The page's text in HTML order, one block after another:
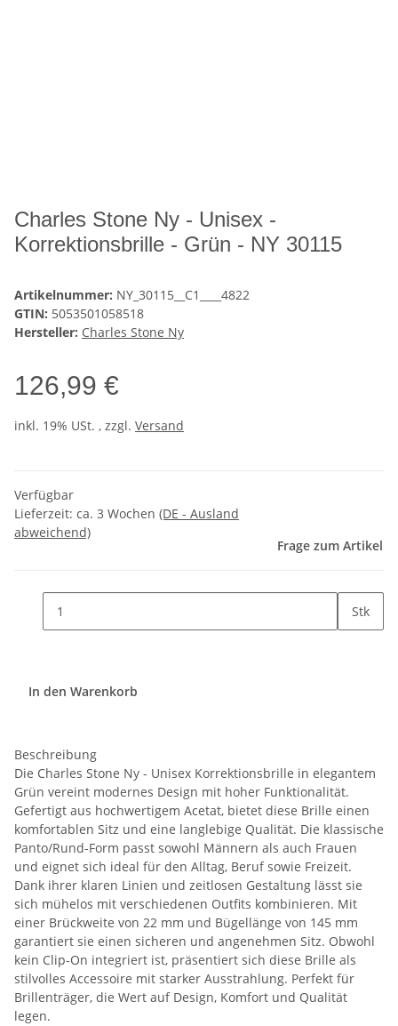
Charles Stone Ny - Unisex -
Korrektionsbrille - Grün - NY 30115
Artikelnummer: NY_30115__C1____4822
GTIN: 5053501058518
Hersteller: Charles Stone Ny
126,99 €
inkl. 19% USt. , zzgl. Versand
Verfügbar
Lieferzeit: ca. 3 Wochen (DE - Ausland
abweichend)
Frage zum Artikel
Stk
In den Warenkorb
Beschreibung
Die Charles Stone Ny - Unisex Korrektionsbrille in elegantem
Grün vereint modernes Design mit hoher Funktionalität.
Gefertigt aus hochwertigem Acetat, bietet diese Brille einen
komfortablen Sitz und eine langlebige Qualität. Die klassische
Panto/Rund-Form passt sowohl Männern als auch Frauen
und eignet sich ideal für den Alltag, Beruf sowie Freizeit.
Dank ihrer klaren Linien und zeitlosen Gestaltung lässt sie
sich mühelos mit verschiedenen Outfits kombinieren. Mit
einer Brückweite von 22 mm und Bügellänge von 145 mm
garantiert sie einen sicheren und angenehmen Sitz. Obwohl
kein Clip-On integriert ist, präsentiert sich diese Brille als
stilvolles Accessoire mit starker Ausstrahlung. Perfekt für
Brillenträger, die Wert auf Design, Komfort und Qualität
legen.